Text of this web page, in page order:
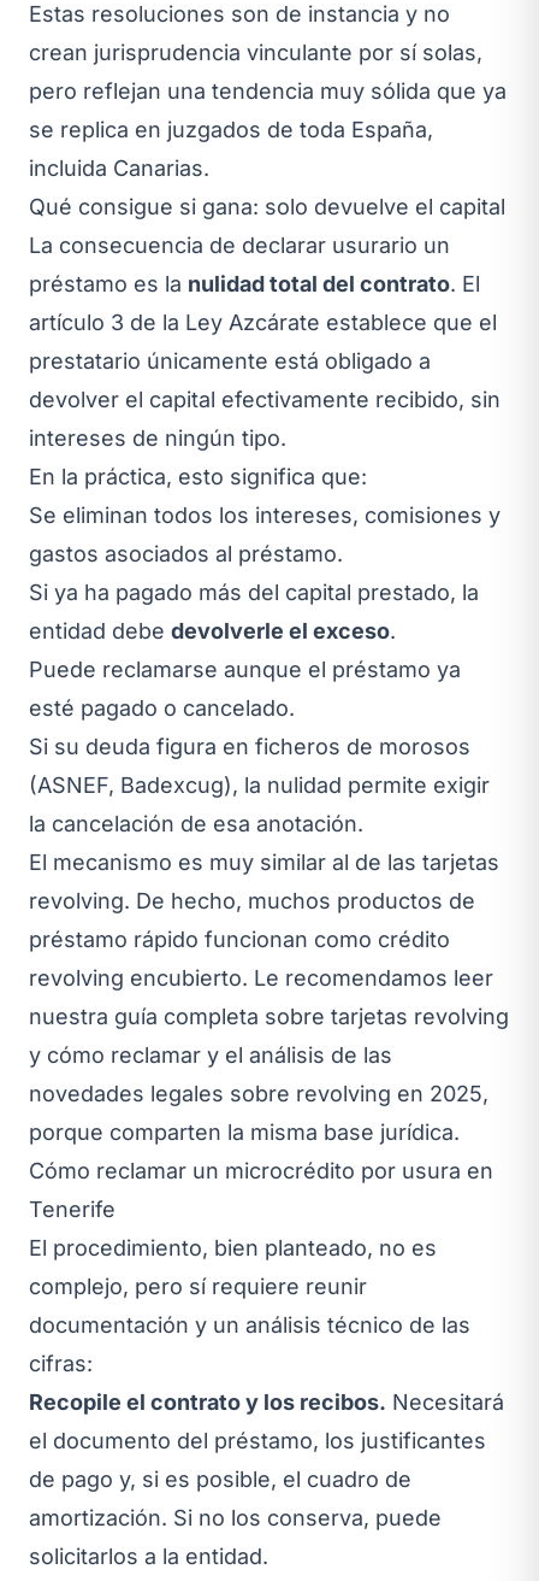
Estas resoluciones son de instancia y no
crean jurisprudencia vinculante por sí solas,
pero reflejan una tendencia muy sólida que ya
se replica en juzgados de toda España,
incluida Canarias.
Qué consigue si gana: solo devuelve el capital
La consecuencia de declarar usurario un
préstamo es la nulidad total del contrato. El
artículo 3 de la Ley Azcárate establece que el
prestatario únicamente está obligado a
devolver el capital efectivamente recibido, sin
intereses de ningún tipo.
En la práctica, esto significa que:
Se eliminan todos los intereses, comisiones y
gastos asociados al préstamo.
Si ya ha pagado más del capital prestado, la
entidad debe devolverle el exceso.
Puede reclamarse aunque el préstamo ya
esté pagado o cancelado.
Si su deuda figura en ficheros de morosos
(ASNEF, Badexcug), la nulidad permite exigir
la cancelación de esa anotación.
El mecanismo es muy similar al de las tarjetas
revolving. De hecho, muchos productos de
préstamo rápido funcionan como crédito
revolving encubierto. Le recomendamos leer
nuestra guía completa sobre tarjetas revolving
y cómo reclamar y el análisis de las
novedades legales sobre revolving en 2025,
porque comparten la misma base jurídica.
Cómo reclamar un microcrédito por usura en
Tenerife
El procedimiento, bien planteado, no es
complejo, pero sí requiere reunir
documentación y un análisis técnico de las
cifras:
Recopile el contrato y los recibos. Necesitará
el documento del préstamo, los justificantes
de pago y, si es posible, el cuadro de
amortización. Si no los conserva, puede
solicitarlos a la entidad.